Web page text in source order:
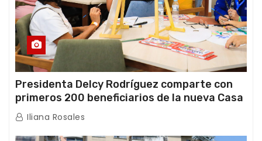
Presidenta Delcy Rodríguez comparte con
primeros 200 beneficiarios de la nueva Casa
de los Abuelos “La Primavera” en Caracas
Iliana Rosales